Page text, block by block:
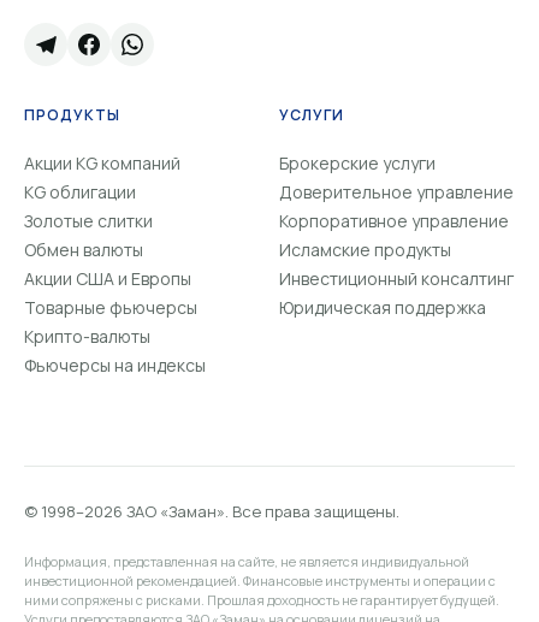
ПРОДУКТЫ
Акции KG компаний
KG облигации
Золотые слитки
Обмен валюты
Акции США и Европы
Товарные фьючерсы
Крипто-валюты
Фьючерсы на индексы
УСЛУГИ
Брокерские услуги
Доверительное управление
Корпоративное управление
Исламские продукты
Инвестиционный консалтинг
Юридическая поддержка
© 1998–2026 ЗАО «Заман». Все права защищены.
Информация, представленная на сайте, не является индивидуальной
инвестиционной рекомендацией. Финансовые инструменты и операции с
ними сопряжены с рисками. Прошлая доходность не гарантирует будущей.